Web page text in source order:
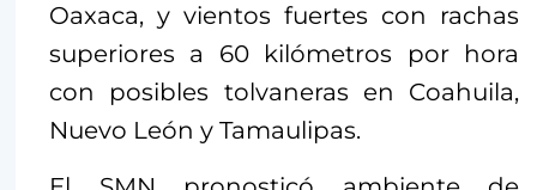
Oaxaca, y vientos fuertes con rachas
superiores a 60 kilómetros por hora
con posibles tolvaneras en Coahuila,
Nuevo León y Tamaulipas.